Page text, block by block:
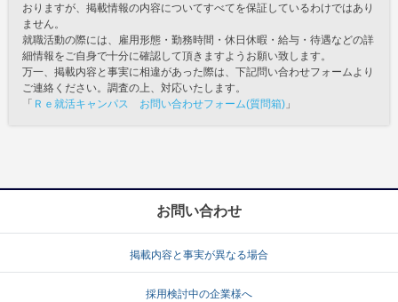
おりますが、掲載情報の内容についてすべてを保証しているわけではあり
ません。
就職活動の際には、雇用形態・勤務時間・休日休暇・給与・待遇などの詳
細情報をご自身で十分に確認して頂きますようお願い致します。
万一、掲載内容と事実に相違があった際は、下記問い合わせフォームより
ご連絡ください。調査の上、対応いたします。
「 Ｒｅ就活キャンパス お問い合わせフォーム(質問箱) 」
お問い合わせ
掲載内容と事実が異なる場合
採用検討中の企業様へ